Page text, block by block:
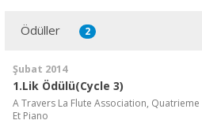
Ödüller 2
Şubat 2014
1.Lik Ödülü(Cycle 3)
A Travers La Flute Association,
Et Piano